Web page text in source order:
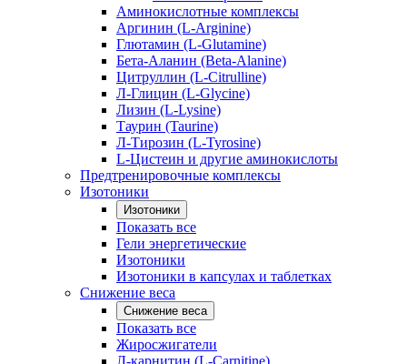
Аминокислотные комплексы
Аргинин (L-Arginine)
Глютамин (L-Glutamine)
Бета-Аланин (Beta-Alanine)
Цитруллин (L-Citrulline)
Л-Глицин (L-Glycine)
Лизин (L-Lysine)
Таурин (Taurine)
Л-Тирозин (L-Tyrosine)
L-Цистеин и другие аминокислоты
Предтренировочные комплексы
Изотоники
Изотоники
Показать все
Гели энергетические
Изотоники
Изотоники в капсулах и таблетках
Снижение веса
Снижение веса
Показать все
Жиросжигатели
Л-карнитин (L-Carnitine)